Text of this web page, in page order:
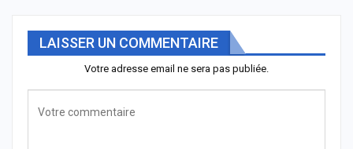
LAISSER UN COMMENTAIRE
Votre adresse email ne sera pas publiée.